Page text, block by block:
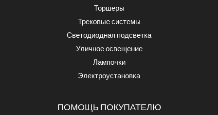
Торшеры
Трековые системы
Светодиодная подсветка
Уличное освещение
Лампочки
Электроустановка
ПОМОЩЬ ПОКУПАТЕЛЮ